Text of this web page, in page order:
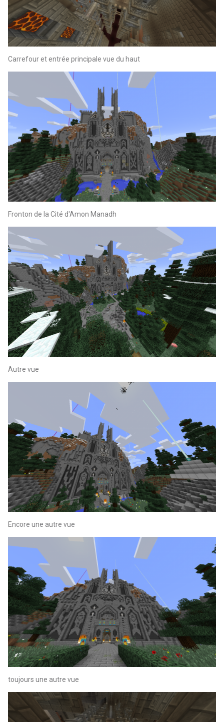
Carrefour et entrée principale vue du haut
Fronton de la Cité d'Amon Manadh
Autre vue
Encore une autre vue
toujours une autre vue